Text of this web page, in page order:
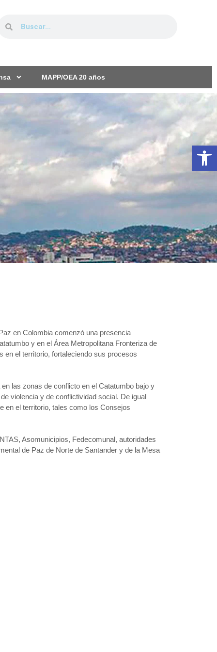
MAPP/OEA 20 años
en Colombia comenzó una presencia
y en el Área Metropolitana Fronteriza de
en el territorio, fortaleciendo sus procesos
las zonas de conflicto en el Catatumbo bajo y
violencia y de conflictividad social. De igual
en el territorio, tales como los Consejos
Asomunicipios, Fedecomunal, autoridades
de Paz de Norte de Santander y de la Mesa